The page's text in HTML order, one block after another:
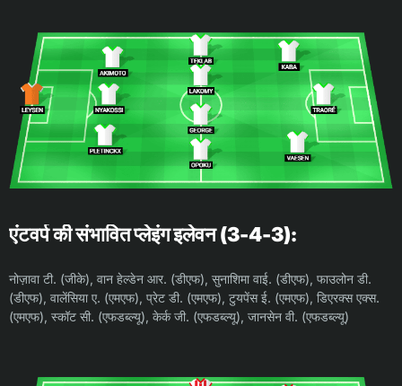
एंटवर्प की संभावित प्लेइंग इलेवन (3-4-3):
नोज़ावा टी. (जीके), वान हेल्डेन आर. (डीएफ), सुनाशिमा वाई. (डीएफ), फाउलोन डी.
(डीएफ), वालेंसिया ए. (एमएफ), प्रेट डी. (एमएफ), टुयपेंस ई. (एमएफ), डिएरक्स एक्स.
(एमएफ), स्कॉट सी. (एफडब्ल्यू), केर्क जी. (एफडब्ल्यू), जानसेन वी. (एफडब्ल्यू)